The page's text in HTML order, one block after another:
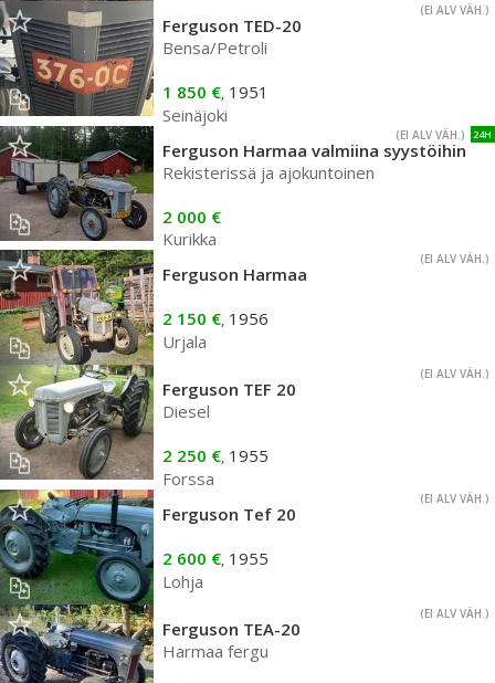
(EI ALV VÄH.)
Ferguson TED-20
Bensa/Petroli
1 850 €, 1951
Seinäjoki
24H
(EI ALV VÄH.)
Ferguson Harmaa valmiina syystöihin
Rekisterissä ja ajokuntoinen
2 000 €
Kurikka
(EI ALV VÄH.)
Ferguson Harmaa
2 150 €, 1956
Urjala
(EI ALV VÄH.)
Ferguson TEF 20
Diesel
2 250 €, 1955
Forssa
(EI ALV VÄH.)
Ferguson Tef 20
2 600 €, 1955
Lohja
(EI ALV VÄH.)
Ferguson TEA-20
Harmaa fergu